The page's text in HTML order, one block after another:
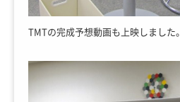
TMTの完成予想動画も上映しました。